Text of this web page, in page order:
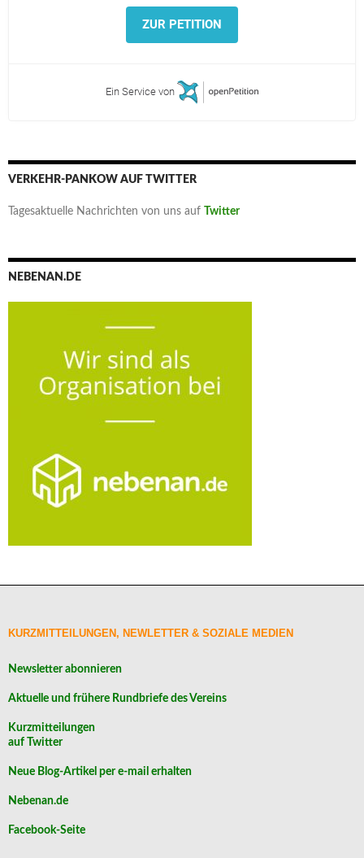
ZUR PETITION
Ein Service von
VERKEHR-PANKOW AUF TWITTER
Tagesaktuelle Nachrichten von uns auf Twitter
NEBENAN.DE
KURZMITTEILUNGEN, NEWLETTER & SOZIALE MEDIEN
Newsletter abonnieren
Aktuelle und frühere Rundbriefe des Vereins
Kurzmitteilungen
auf Twitter
Neue Blog-Artikel per e-mail erhalten
Nebenan.de
Facebook-Seite